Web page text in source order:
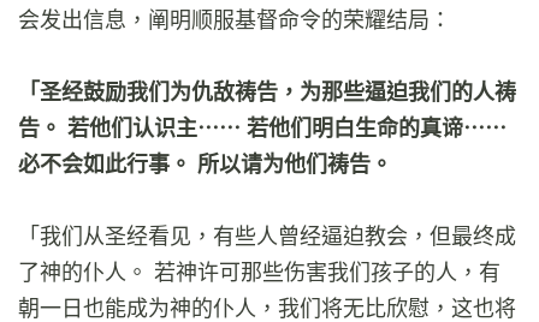
会发出信息，阐明顺服基督命令的荣耀结局：
「圣经鼓励我们为仇敌祷告，为那些逼迫我们的人祷
告。 若他们认识主⋯⋯ 若他们明白生命的真谛⋯⋯
必不会如此行事。 所以请为他们祷告。
「我们从圣经看见，有些人曾经逼迫教会，但最终成
了神的仆人。 若神许可那些伤害我们孩子的人，有
朝一日也能成为神的仆人，我们将无比欣慰，这也将